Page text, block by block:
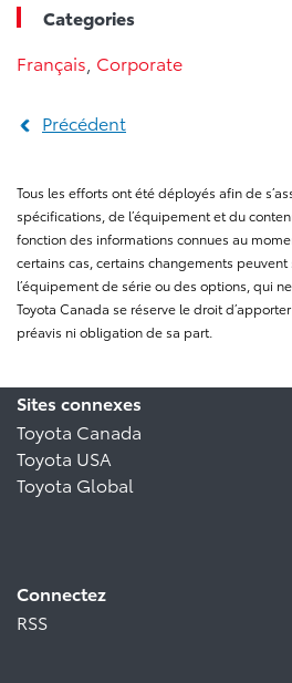
Categories
Français Corporate
Précédent
Tous les efforts ont été déployés afin de
spécifications, de l’équipement et du
fonction des informations connues au
certains cas, certains changements
l’équipement de série ou des options, qui
Toyota Canada se réserve le droit
préavis ni obligation de sa part.
Sites connexes
Toyota Canada
Toyota USA
Toyota Global
Connectez
RSS